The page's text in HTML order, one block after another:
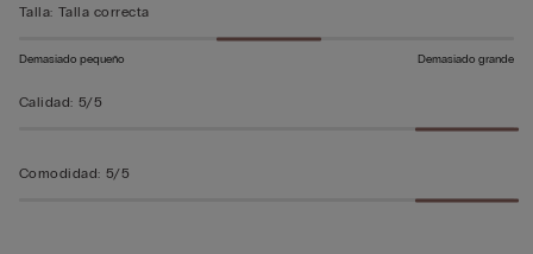
sobre
Talla: Talla correcta
Demasiado pequeño Demasiado grande
Calidad: 5/5
Comodidad: 5/5